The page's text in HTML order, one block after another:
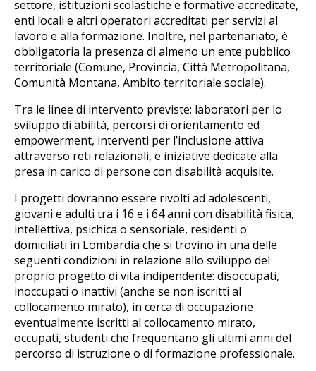
settore, istituzioni scolastiche e formative accreditate,
enti locali e altri operatori accreditati per servizi al
lavoro e alla formazione. Inoltre, nel partenariato, è
obbligatoria la presenza di almeno un ente pubblico
territoriale (Comune, Provincia, Città Metropolitana,
Comunità Montana, Ambito territoriale sociale).
Tra le linee di intervento previste: laboratori per lo
sviluppo di abilità, percorsi di orientamento ed
empowerment, interventi per l’inclusione attiva
attraverso reti relazionali, e iniziative dedicate alla
presa in carico di persone con disabilità acquisite.
I progetti dovranno essere rivolti ad adolescenti,
giovani e adulti tra i 16 e i 64 anni con disabilità fisica,
intellettiva, psichica o sensoriale, residenti o
domiciliati in Lombardia che si trovino in una delle
seguenti condizioni in relazione allo sviluppo del
proprio progetto di vita indipendente: disoccupati,
inoccupati o inattivi (anche se non iscritti al
collocamento mirato), in cerca di occupazione
eventualmente iscritti al collocamento mirato,
occupati, studenti che frequentano gli ultimi anni del
percorso di istruzione o di formazione professionale.